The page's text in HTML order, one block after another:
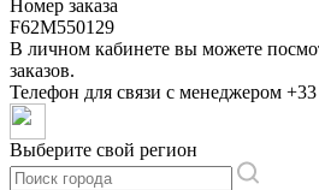
Номер заказа
F62M550129
В личном кабинете вы можете
заказов.
Телефон для связи с менеджером
Выберите свой регион